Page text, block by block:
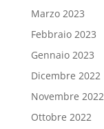
Marzo 2023
Febbraio 2023
Gennaio 2023
Dicembre 2022
Novembre 2022
Ottobre 2022